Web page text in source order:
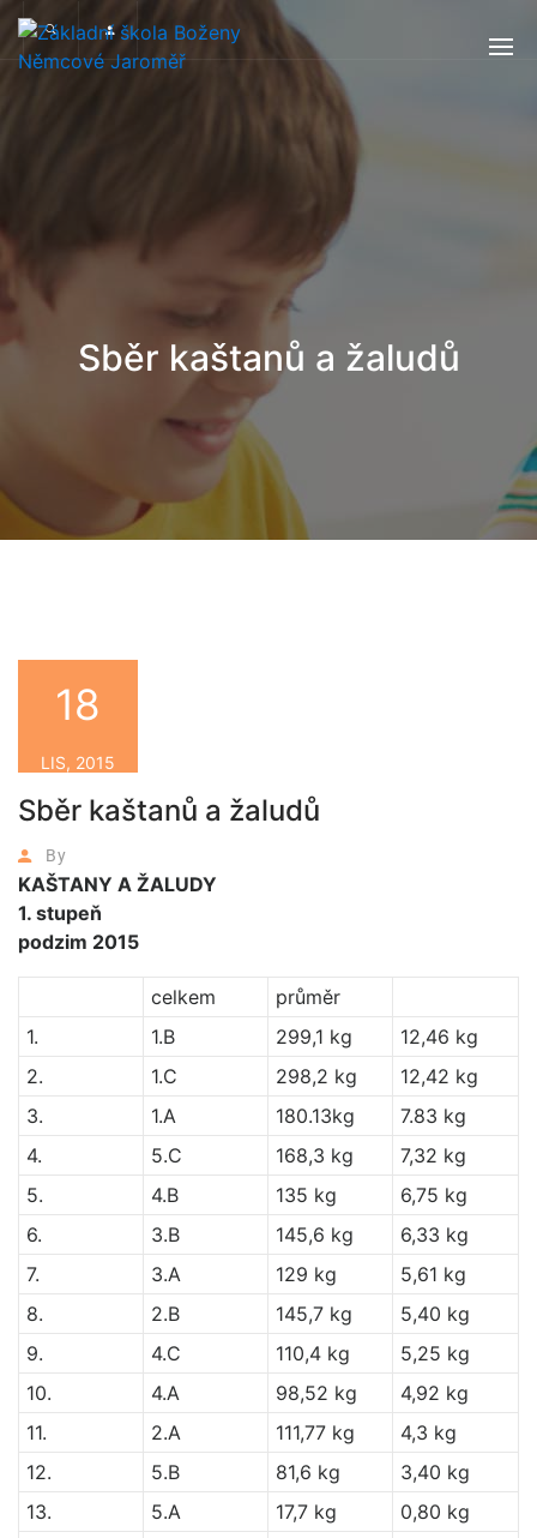
Sběr kaštanů a žaludů
Sběr kaštanů a žaludů
By
18
LIS, 2015
KAŠTANY A ŽALUDY
1. stupeň
podzim 2015
celkem
průměr
1.
1.B 299,1 kg
12,46 kg
2.
1.C 298,2 kg
12,42 kg
3.
1.A 180.13kg
7.83 kg
4.
5.C 168,3 kg
7,32 kg
5.
4.B 135 kg
6,75 kg
6.
3.B 145,6 kg
6,33 kg
7.
3.A 129 kg
5,61 kg
8.
2.B 145,7 kg
5,40 kg
9.
4.C 110,4 kg
5,25 kg
10.
4.A 98,52 kg
4,92 kg
11.
2.A 111,77 kg
4,3 kg
12.
5.B 81,6 kg
3,40 kg
13.
5.A 17,7 kg
0,80 kg